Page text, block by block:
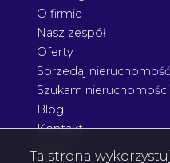
O firmie
Nasz zespół
Oferty
Sprzedaj nieruchomość
Szukam nieruchomości
Blog
Kontakt
Ta strona